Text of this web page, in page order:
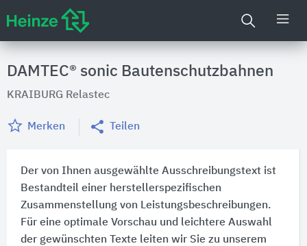
DAMTEC® sonic Bautenschutzbahnen
KRAIBURG Relastec
Merken Teilen
Der von Ihnen ausgewählte Ausschreibungstext ist
Bestandteil einer herstellerspezifischen
Zusammenstellung von Leistungsbeschreibungen.
Für eine optimale Vorschau und leichtere Auswahl
der gewünschten Texte leiten wir Sie zu unserem